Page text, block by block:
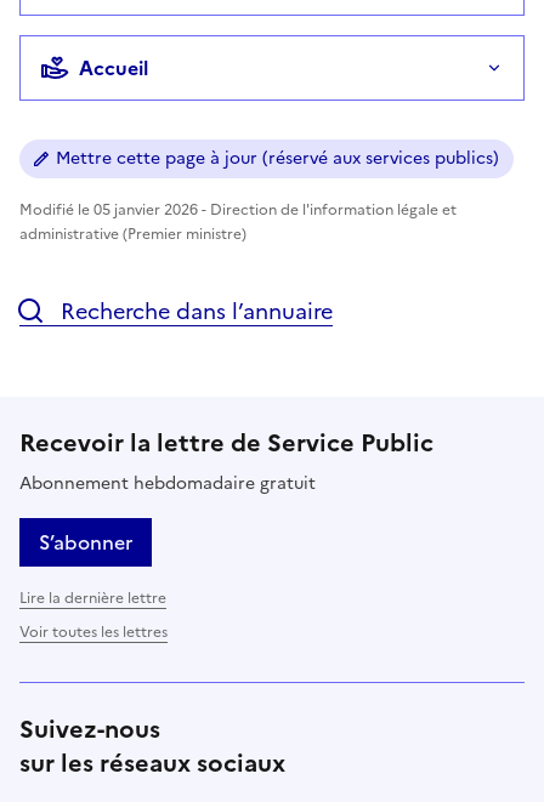
Accueil
Mettre cette page à jour (réservé aux services publics)
Modifié le 05 janvier 2026 - Direction de l'information légale et
administrative (Premier ministre)
Recherche dans l’annuaire
Recevoir la lettre de Service Public
Abonnement hebdomadaire gratuit
S’abonner
Lire la dernière lettre
Voir toutes les lettres
Suivez-nous
sur les réseaux sociaux